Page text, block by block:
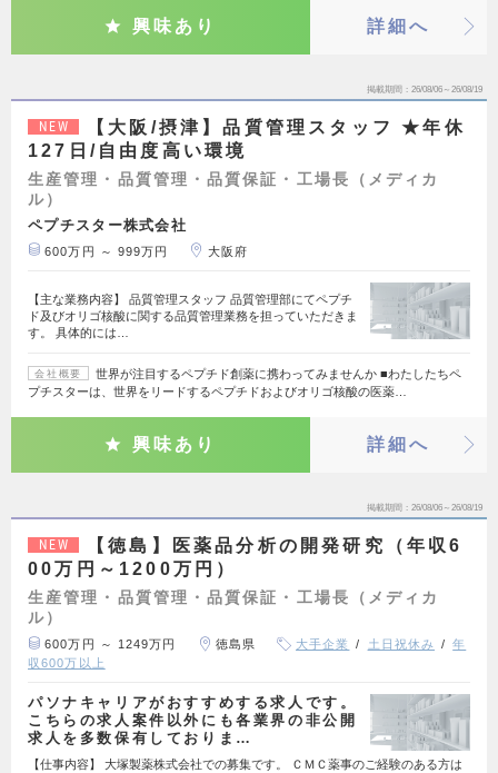
興味あり 詳細へ
掲載期間 26/08/06～26/08/19
NEW
【大阪/摂津】品質管理スタッフ ★年休
127日/自由度高い環境
生産管理・品質管理・品質保証・工場長（メディカ
ル）
ペプチスター株式会社
600万円 ～ 999万円 大阪府
【主な業務内容】 品質管理スタッフ 品質管理部にてペプチ
ド及びオリゴ核酸に関する品質管理業務を担っていただきま
す。 具体的には…
会社概要
世界が注目するペプチド創薬に携わってみませんか ■わたしたちペ
プチスターは、世界をリードするペプチドおよびオリゴ核酸の医薬…
興味あり 詳細へ
掲載期間 26/08/06～26/08/19
NEW
【徳島】医薬品分析の開発研究（年収6
00万円～1200万円）
生産管理・品質管理・品質保証・工場長（メディカ
ル）
600万円 ～ 1249万円 徳島県 大手企業 土日祝休み
年
収600万以上
パソナキャリアがおすすめする求人です。
こちらの求人案件以外にも各業界の非公開
求人を多数保有しておりま…
【仕事内容】 大塚製薬株式会社での募集です。 ＣＭＣ薬事のご経験のある方は